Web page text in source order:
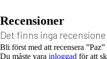
Recensioner
Det finns inga
Bli först med att recensera ”Paz”
Du måste vara inloggad för att